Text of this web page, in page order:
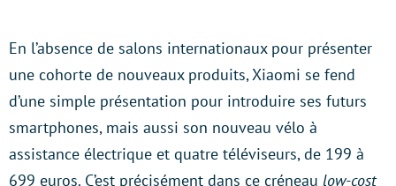
En l’absence de salons internationaux pour présenter
une cohorte de nouveaux produits, Xiaomi se fend
d’une simple présentation pour introduire ses futurs
smartphones, mais aussi son nouveau vélo à
assistance électrique et quatre téléviseurs, de 199 à
699 euros. C’est précisément dans ce créneau low-cost